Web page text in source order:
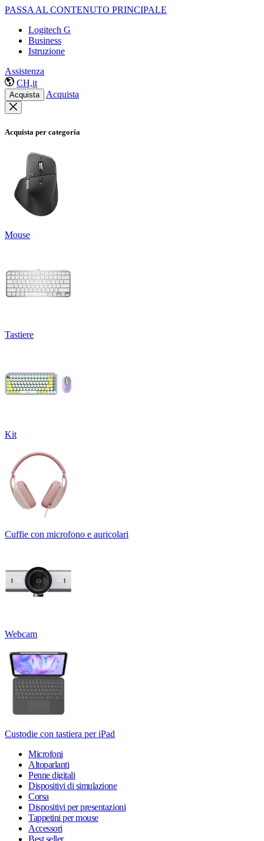
PASSA AL CONTENUTO PRINCIPALE
Logitech G
Business
Istruzione
Assistenza
CH,it
Acquista Acquista
Acquista per categoria
Mouse
Tastiere
Kit
Cuffie con microfono e auricolari
Webcam
Custodie con tastiera per iPad
Microfoni
Altoparlanti
Penne digitali
Dispositivi di simulazione
Corsa
Dispositivi per presentazioni
Tappetini per mouse
Accessori
Best seller